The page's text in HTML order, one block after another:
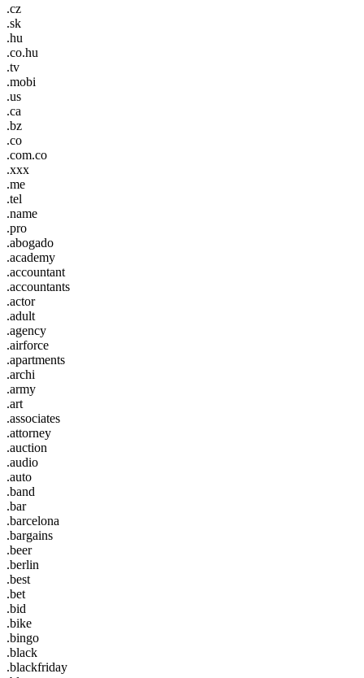
.cz
.sk
.hu
.co.hu
.tv
.mobi
.us
.ca
.bz
.co
.com.co
.xxx
.me
.tel
.name
.pro
.abogado
.academy
.accountant
.accountants
.actor
.adult
.agency
.airforce
.apartments
.archi
.army
.art
.associates
.attorney
.auction
.audio
.auto
.band
.bar
.barcelona
.bargains
.beer
.berlin
.best
.bet
.bid
.bike
.bingo
.black
.blackfriday